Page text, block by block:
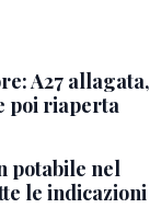
A27 allagata,
poi riaperta
potabile nel
le indicazioni